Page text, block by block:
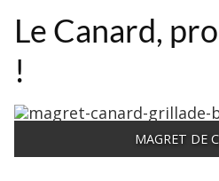
Le Canard,
!
MAGRET DE